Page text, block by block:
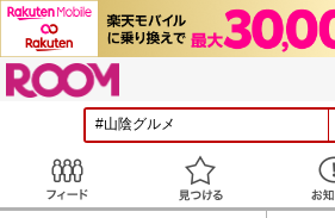
見つける